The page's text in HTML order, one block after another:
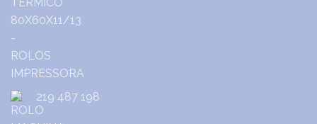
219 487 198